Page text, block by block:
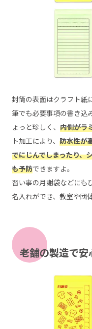
封筒の表面はクラフト紙
筆でも必要事項の書き込
ょっと珍しく、 内側がラ
ト加工により、 防水性が
でにじんでしまったり、
も予防できますよ。
習い事の月謝袋などにも
名入れができ、教室や団
老舗の製造で安